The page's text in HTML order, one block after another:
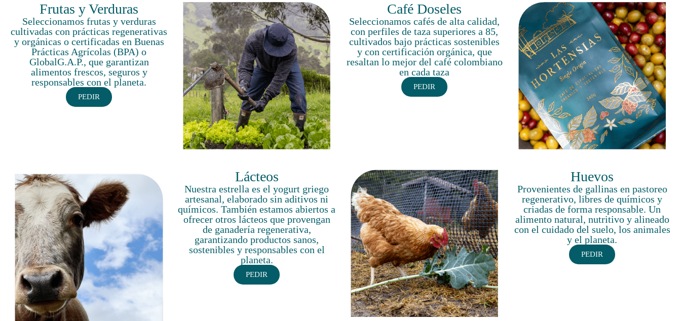
Frutas y Verduras
Seleccionamos frutas y verduras
cultivadas con prácticas regenerativas
y orgánicas o certificadas en Buenas
Prácticas Agrícolas (BPA) o
GlobalG.A.P., que garantizan
alimentos frescos, seguros y
responsables con el planeta.
PEDIR
Café Doseles
Seleccionamos cafés de alta calidad,
con perfiles de taza superiores a 85,
cultivados bajo prácticas sostenibles
y con certificación orgánica, que
resaltan lo mejor del café colombiano
en cada taza
PEDIR
Lácteos
Nuestra estrella es el yogurt griego
artesanal, elaborado sin aditivos ni
químicos. También estamos abiertos a
ofrecer otros lácteos que provengan
de ganadería regenerativa,
garantizando productos sanos,
sostenibles y responsables con el
planeta.
PEDIR
Huevos
Provenientes de gallinas en pastoreo
regenerativo, libres de químicos y
criadas de forma responsable. Un
alimento natural, nutritivo y alineado
con el cuidado del suelo, los animales
y el planeta.
PEDIR